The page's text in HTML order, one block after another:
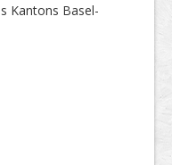
Kantons Basel-